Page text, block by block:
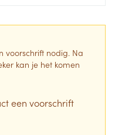
voorschrift nodig. Na
kan je het komen
een voorschrift